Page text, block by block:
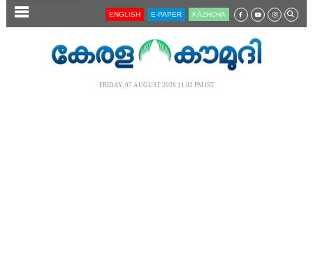
SECTIONS ENGLISH E-PAPER KĀZHCHA
FRIDAY, 07 AUGUST 2026 11.02 PM IST